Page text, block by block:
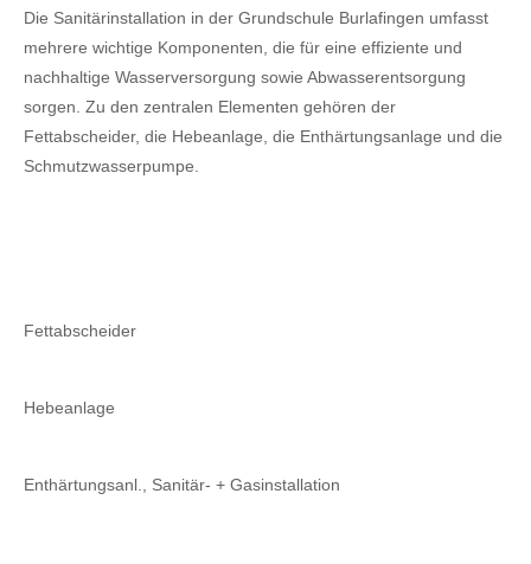
Die Sanitärinstallation in der Grundschule Burlafingen umfasst
mehrere wichtige Komponenten, die für eine effiziente und
nachhaltige Wasserversorgung sowie Abwasserentsorgung
sorgen. Zu den zentralen Elementen gehören der
Fettabscheider, die Hebeanlage, die Enthärtungsanlage und die
Schmutzwasserpumpe.
Fettabscheider
Hebeanlage
Enthärtungsanl., Sanitär- + Gasinstallation